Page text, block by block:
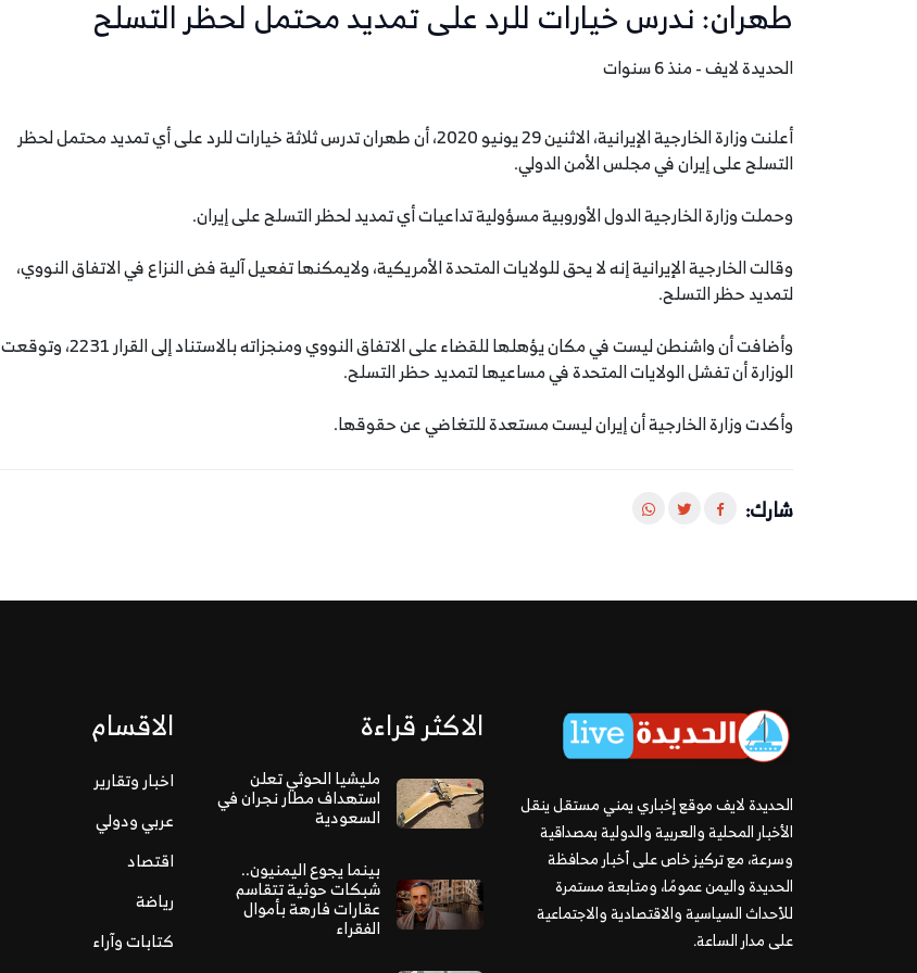
طهران: ندرس خيارات للرد على تمديد محتمل لحظر التسلح
الحديدة لايف - منذ 6 سنوات
أعلنت وزارة الخارجية الإيرانية، الاثنين 29 يونيو 2020، أن طهران تدرس ثلاثة خيارات للرد على أي تمديد محتمل لحظر
التسلح على إيران في مجلس الأمن الدولي.
وحملت وزارة الخارجية الدول الأوروبية مسؤولية تداعيات أي تمديد لحظر التسلح على إيران.
وقالت الخارجية الإيرانية إنه لا يحق للولايات المتحدة الأمريكية، ولايمكنها تفعيل آلية فض النزاع في الاتفاق النووي،
لتمديد حظر التسلح.
وأضافت أن واشنطن ليست في مكان يؤهلها للقضاء على الاتفاق النووي ومنجزاته بالاستناد إلى القرار 2231، وتوقعت
الوزارة أن تفشل الولايات المتحدة في مساعيها لتمديد حظر التسلح.
وأكدت وزارة الخارجية أن إيران ليست مستعدة للتغاضي عن حقوقها.
شارك:
الحديدة لايف موقع إخباري يمني مستقل ينقل
الأخبار المحلية والعربية والدولية بمصداقية
وسرعة، مع تركيز خاص على أخبار محافظة
الحديدة واليمن عمومًا، ومتابعة مستمرة
للأحداث السياسية والاقتصادية والاجتماعية
على مدار الساعة.
الاكثر قراءة
مليشيا الحوثي تعلن
استهداف مطار نجران في
السعودية
بينما يجوع اليمنيون..
شبكات حوثية تتقاسم
عقارات فارهة بأموال
الفقراء
الاقسام
اخبار وتقارير
عربي ودولي
اقتصاد
رياضة
كتابات وآراء